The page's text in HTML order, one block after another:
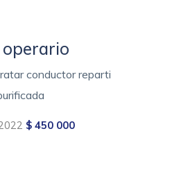
conductor reparti
$ 450 000